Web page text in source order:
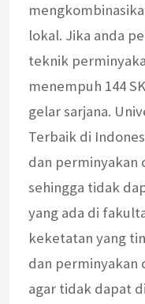
lokal. Jika anda
teknik
menempuh 144
gelar sarjana.
Terbaik di
dan perminyakan
sehingga tidak
yang ada di
keketatan yang
dan perminyakan
agar tidak dapat